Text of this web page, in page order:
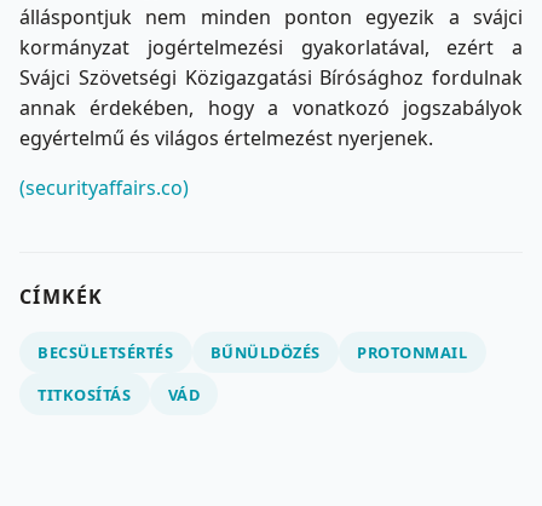
álláspontjuk nem minden ponton egyezik a svájci
kormányzat jogértelmezési gyakorlatával, ezért a
Svájci Szövetségi Közigazgatási Bírósághoz fordulnak
annak érdekében, hogy a vonatkozó jogszabályok
egyértelmű és világos értelmezést nyerjenek.
(securityaffairs.co)
CÍMKÉK
BECSÜLETSÉRTÉS BŰNÜLDÖZÉS
PROTONMAIL
TITKOSÍTÁS
VÁD